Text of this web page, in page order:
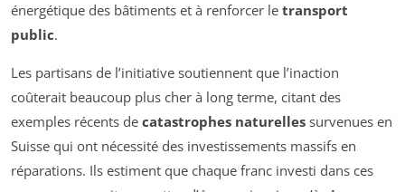
énergétique des bâtiments et à renforcer le transport
public.
Les partisans de l’initiative soutiennent que l’inaction
coûterait beaucoup plus cher à long terme, citant des
exemples récents de catastrophes naturelles survenues en
Suisse qui ont nécessité des investissements massifs en
réparations. Ils estiment que chaque franc investi dans ces